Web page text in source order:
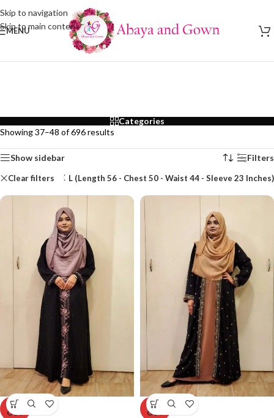
Skip to navigation
Skip to main content
MENU
Categories
Showing 37–48 of 696 results
Show sidebar Filters
Clear filters L (Length 56 - Chest 50 - Waist 44 - Sleeve 23 Inches)
SOLD
OUT
SOLD
OUT